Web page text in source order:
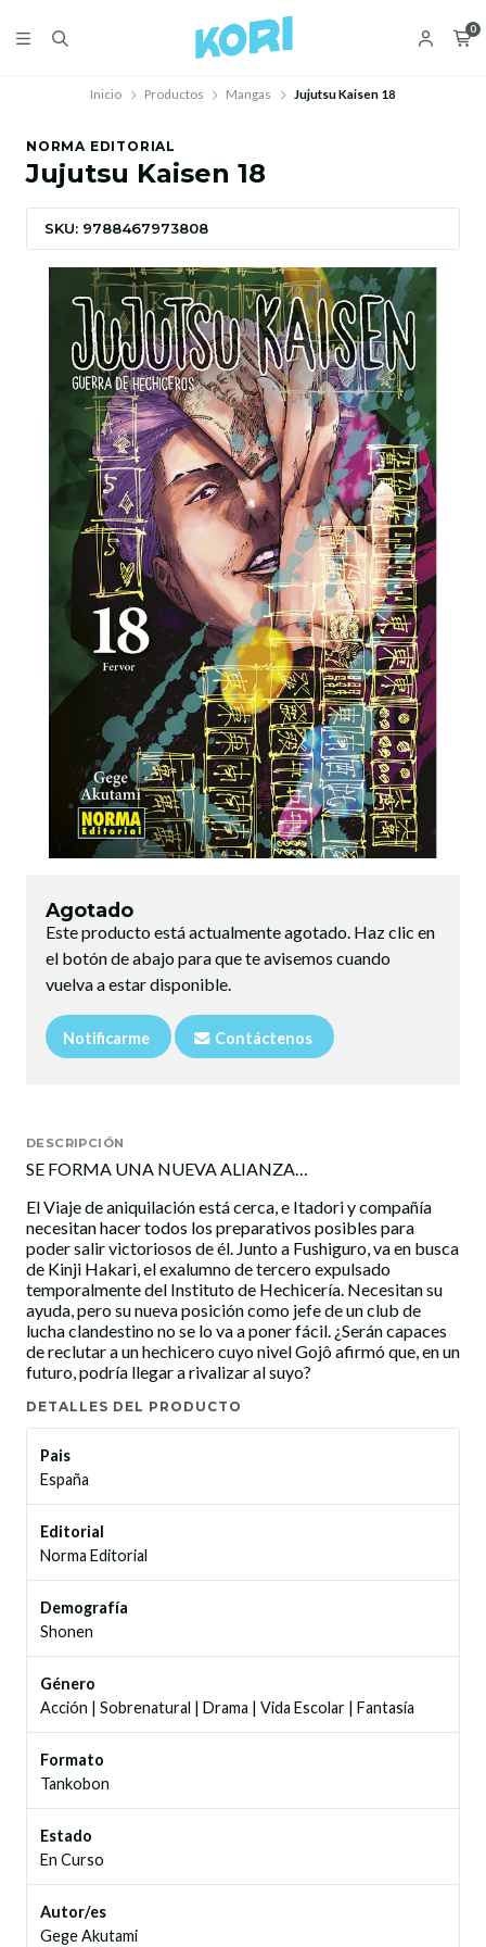
0
Inicio Productos Mangas Jujutsu Kaisen 18
NORMA EDITORIAL
Jujutsu Kaisen 18
SKU: 9788467973808
Agotado
Este producto está actualmente agotado. Haz clic en
el botón de abajo para que te avisemos cuando
vuelva a estar disponible.
Notificarme Contáctenos
DESCRIPCIÓN
SE FORMA UNA NUEVA ALIANZA…
El Viaje de aniquilación está cerca, e Itadori y compañía
necesitan hacer todos los preparativos posibles para
poder salir victoriosos de él. Junto a Fushiguro, va en busca
de Kinji Hakari, el exalumno de tercero expulsado
temporalmente del Instituto de Hechicería. Necesitan su
ayuda, pero su nueva posición como jefe de un club de
lucha clandestino no se lo va a poner fácil. ¿Serán capaces
de reclutar a un hechicero cuyo nivel Gojô afirmó que, en un
futuro, podría llegar a rivalizar al suyo?
DETALLES DEL PRODUCTO
Pais
España
Editorial
Norma Editorial
Demografía
Shonen
Género
Acción | Sobrenatural | Drama | Vida Escolar | Fantasía
Formato
Tankobon
Estado
En Curso
Autor/es
Gege Akutami